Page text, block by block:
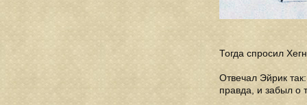
Тогда спросил
Отвечал Эйрик
правда, и забыл о